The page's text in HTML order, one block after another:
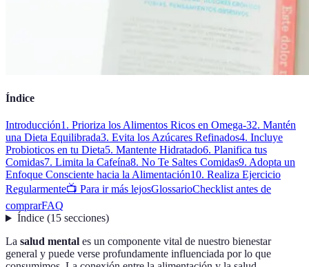
Índice
Introducción1. Prioriza los Alimentos Ricos en Omega-32. Mantén
una Dieta Equilibrada3. Evita los Azúcares Refinados4. Incluye
Probioticos en tu Dieta5. Mantente Hidratado6. Planifica tus
Comidas7. Limita la Cafeína8. No Te Saltes Comidas9. Adopta un
Enfoque Consciente hacia la Alimentación10. Realiza Ejercicio
Regularmente📺 Para ir más lejosGlossarioChecklist antes de
comprarFAQ
Índice(15 secciones)
La salud mental es un componente vital de nuestro bienestar
general y puede verse profundamente influenciada por lo que